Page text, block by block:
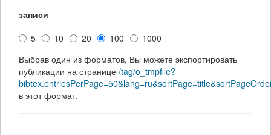
записи
5
10 20 100
1000
Выбрав один из форматов, Вы можете экспортировать
публикации на странице /tag/o_tmpfile?
в этот формат.